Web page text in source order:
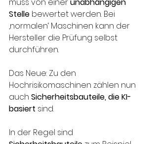
muss von einer unabhängigen
Stelle bewertet werden. Bei
‚normalen‘ Maschinen kann der
Hersteller die Prüfung selbst
durchführen.
Das Neue: Zu den
Hochrisikomaschinen zählen nun
auch Sicherheitsbauteile, die KI-
basiert sind.
In der Regel sind